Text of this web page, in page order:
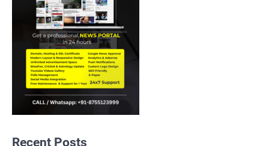
Recent Posts